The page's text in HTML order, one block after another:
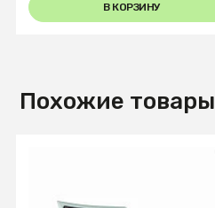
В КОРЗИНУ
Похожие товары